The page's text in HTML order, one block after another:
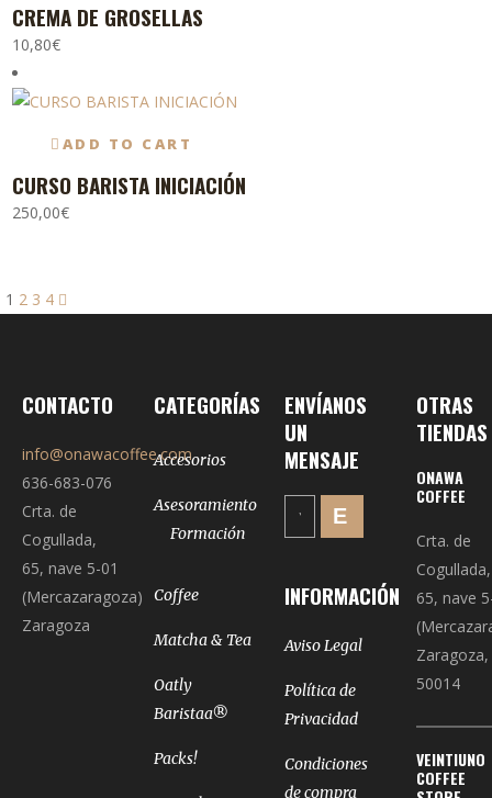
opciones
se
pueden
elegir
página
de
hasta
CREMA DE GROSELLAS
10,80€
ADD TO CART
CURSO BARISTA INICIACIÓN
250,00€
1 2 3 4
CONTACTO
info@onawacoffee.com
636-683-076
Crta. de
Cogullada,
65, nave 5-01
(Mercazaragoza)
Zaragoza
CATEGORÍAS
Accesorios
Asesoramiento
Formación
Coffee
Matcha & Tea
Oatly
Baristaa®
Packs!
ENVÍANOS
UN
MENSAJE
INFORMACIÓN
Aviso Legal
Política de
Privacidad
Condiciones
de compra
OTRAS
TIENDAS
ONAWA
COFFEE
Crta. de
Cogullada,
65, nave
Zaragoza,
50014
VEINTIUNO
COFFEE